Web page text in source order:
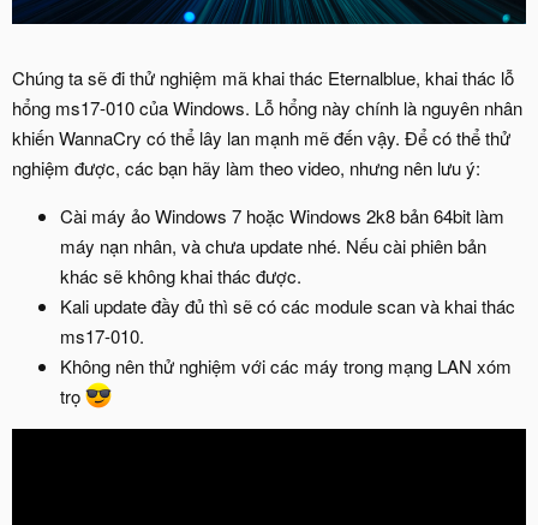
Chúng ta sẽ đi thử nghiệm mã khai thác Eternalblue, khai thác lỗ
hổng ms17-010 của Windows. Lỗ hổng này chính là nguyên nhân
khiến WannaCry có thể lây lan mạnh mẽ đến vậy. Để có thể thử
nghiệm được, các bạn hãy làm theo video, nhưng nên lưu ý:
Cài máy ảo Windows 7 hoặc Windows 2k8 bản 64bit làm
máy nạn nhân, và chưa update nhé. Nếu cài phiên bản
khác sẽ không khai thác được.
Kali update đầy đủ thì sẽ có các module scan và khai thác
ms17-010.
Không nên thử nghiệm với các máy trong mạng LAN xóm
trọ